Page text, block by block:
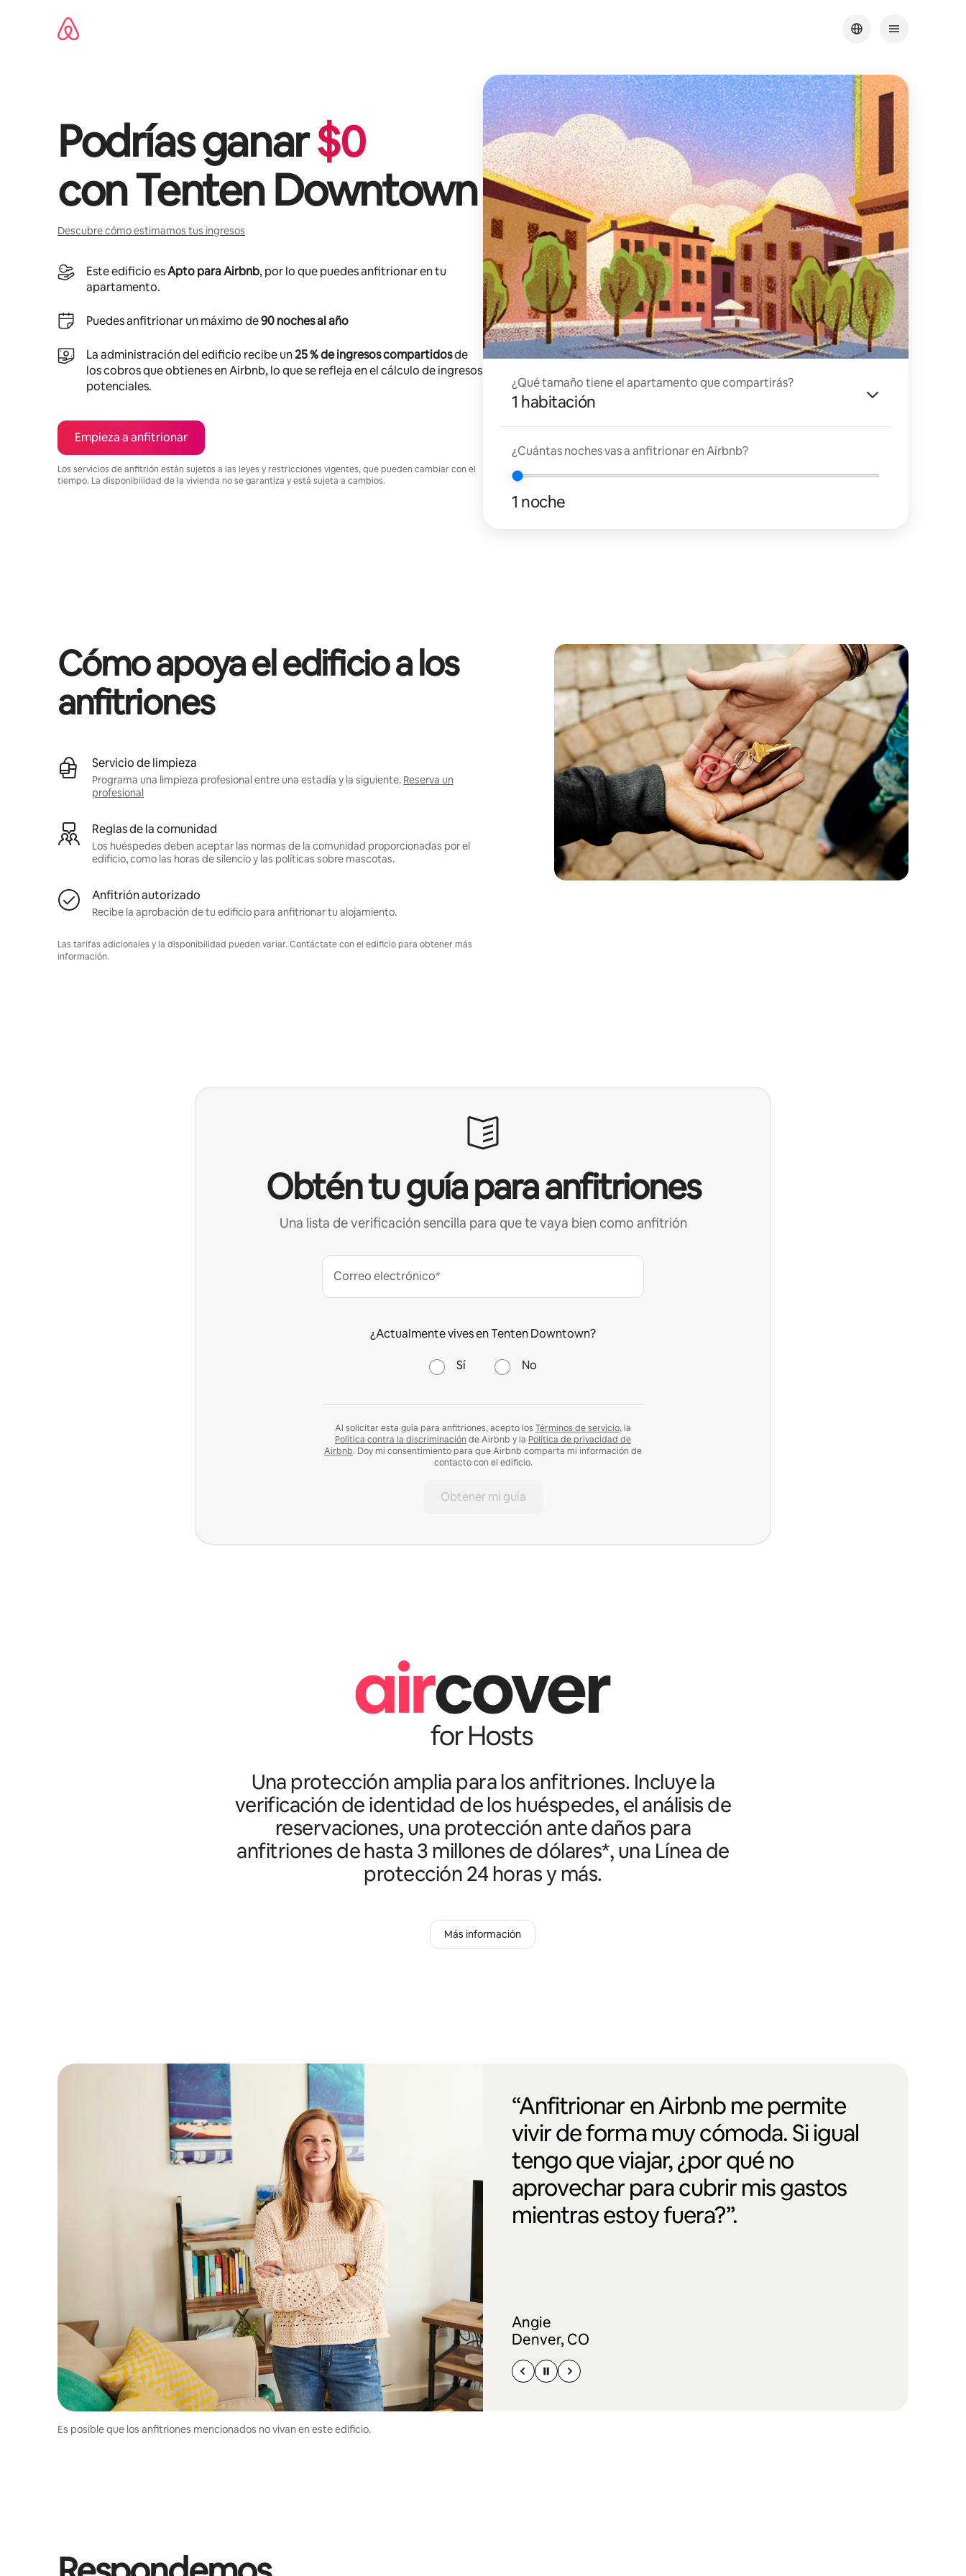
Podrías ganar$0
conTenten Downtown
Descubre cómo estimamos tus ingresos
Este edificio esApto para Airbnb, por lo que puedes anfitrionar en tu
apartamento.
Puedes anfitrionar un máximo de90 noches al año
La administración del edificio recibe un25 % de ingresos compartidosde
los cobros que obtienes en Airbnb, lo que se refleja en el cálculo de ingresos
potenciales.
Empieza a anfitrionar
Los servicios de anfitrión están sujetos a las leyes y restricciones vigentes, que pueden cambiar con el
tiempo. La disponibilidad de la vivienda no se garantiza y está sujeta a cambios.
¿Qué tamaño tiene el apartamento que compartirás?
1 habitación
¿Cuántas noches vas a anfitrionar en Airbnb?
1 noche
Cómo apoya el edificio a los
anfitriones
Servicio de limpieza
Programa una limpieza profesional entre una estadía y la siguiente. Reserva un
profesional
Reglas de la comunidad
Los huéspedes deben aceptar las normas de la comunidad proporcionadas por el
edificio, como las horas de silencio y las políticas sobre mascotas.
Anfitrión autorizado
Recibe la aprobación de tu edificio para anfitrionar tu alojamiento.
Las tarifas adicionales y la disponibilidad pueden variar. Contáctate con el edificio para obtener más
información.
Obtén tu guía para anfitriones
Una lista de verificación sencilla para que te vaya bien como anfitrión
Correo electrónico*
¿Actualmente vives en Tenten Downtown?
Sí No
Al solicitar esta guía para anfitriones, acepto los Términos de servicio, la
Política contra la discriminación de Airbnb y la Política de privacidad de
Airbnb. Doy mi consentimiento para que Airbnb comparta mi información de
contacto con el edificio.
Obtener mi guía
Una protección amplia para los anfitriones. Incluye la
verificación de identidad de los huéspedes, el análisis de
reservaciones, una protección ante daños para
anfitriones de hasta 3 millones de dólares*, una Línea de
protección 24 horas y más.
Más información
“Anfitrionar en Airbnb me permite
vivir de forma muy cómoda. Si igual
tengo que viajar, ¿por qué no
aprovechar para cubrir mis gastos
mientras estoy fuera?”.
Angie
Denver, CO
Es posible que los anfitriones mencionados no vivan en este edificio.